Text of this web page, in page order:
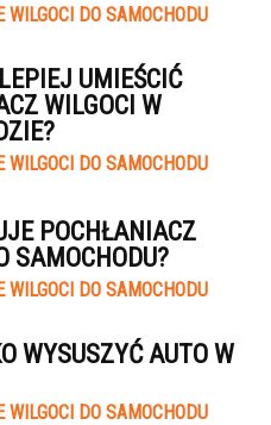
WILGOCI DO SAMOCHODU
UMIEŚCIĆ
WILGOCI W
WILGOCI DO SAMOCHODU
POCHŁANIACZ
SAMOCHODU?
WILGOCI DO SAMOCHODU
WYSUSZYĆ AUTO W
WILGOCI DO SAMOCHODU